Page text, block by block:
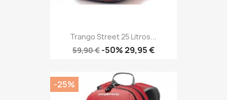
Trango Street 25 Litros...
Precio
59,90 € -50% Precio
29,95 €
-25%